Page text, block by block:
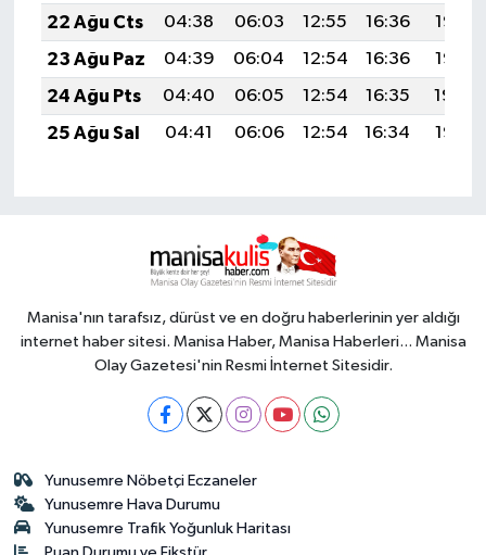
22 Ağu Cts
04:38 06:03 12:55 16:36
19:36
23 Ağu Paz
04:39 06:04 12:54 16:36
19:35
24 Ağu Pts
04:40 06:05 12:54 16:35
19:34
25 Ağu Sal
04:41 06:06 12:54 16:34 19:32
Manisa'nın tarafsız, dürüst ve en doğru haberlerinin yer aldığı
internet haber sitesi. Manisa Haber, Manisa Haberleri... Manisa
Olay Gazetesi'nin Resmi İnternet Sitesidir.
Yunusemre Nöbetçi Eczaneler
Yunusemre Hava Durumu
Yunusemre Trafik Yoğunluk Haritası